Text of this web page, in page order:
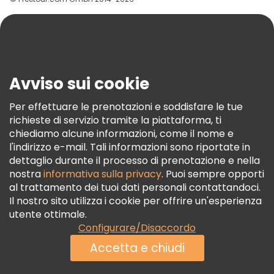
Aiuto
Termini E Condizioni
Informativa Sui Cookie
Freetour Premi
Programma Di Fidelizzazione
Avviso sui cookie
Per effettuare le prenotazioni e soddisfare le tue
richieste di servizio tramite la piattaforma, ti
chiediamo alcune informazioni, come il nome e
l'indirizzo e-mail. Tali informazioni sono riportate in
dettaglio durante il processo di prenotazione e nella
nostrainformativa sulla privacy. Puoi sempre opporti
al trattamento dei tuoi dati personali contattandoci.
Il nostro sito utilizza i cookie per offrire un'esperienza
utente ottimale.
Configurare/Disaccordo
Accetta e chiudi